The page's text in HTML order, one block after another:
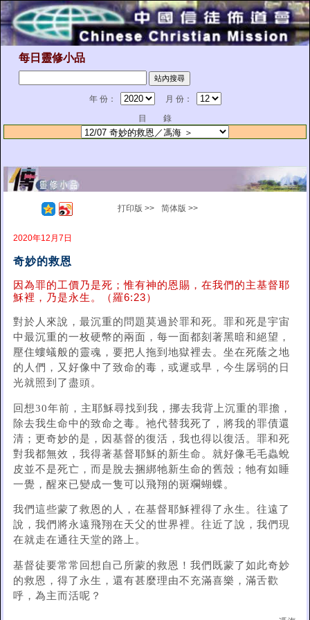
每日靈修小品
年 份：
月 份：
目 錄
打印版 >> 简体版 >>
2020年12月7日
奇妙的救恩
因為罪的工價乃是死；惟有神的恩賜，在我們的主基督耶
穌裡，乃是永生。（羅6:23）
對於人來說，最沉重的問題莫過於罪和死。罪和死是宇宙
中最沉重的一枚硬幣的兩面，每一面都刻著黑暗和絕望，
壓住螻蟻般的靈魂，要把人拖到地獄裡去。坐在死蔭之地
的人們，又好像中了致命的毒，或遲或早，今生孱弱的日
光就照到了盡頭。
回想30年前，主耶穌尋找到我，挪去我背上沉重的罪擔，
除去我生命中的致命之毒。祂代替我死了，將我的罪債還
清；更奇妙的是，因基督的復活，我也得以復活。罪和死
對我都無效，我得著基督耶穌的新生命。就好像毛毛蟲蛻
皮並不是死亡，而是脫去捆綁牠新生命的舊殼；牠有如睡
一覺，醒來已變成一隻可以飛翔的斑斕蝴蝶。
我們這些蒙了救恩的人，在基督耶穌裡得了永生。往遠了
說，我們將永遠飛翔在天父的世界裡。往近了說，我們現
在就走在通往天堂的路上。
基督徒要常常回想自己所蒙的救恩！我們既蒙了如此奇妙
的救恩，得了永生，還有甚麼理由不充滿喜樂，滿舌歡
呼，為主而活呢？